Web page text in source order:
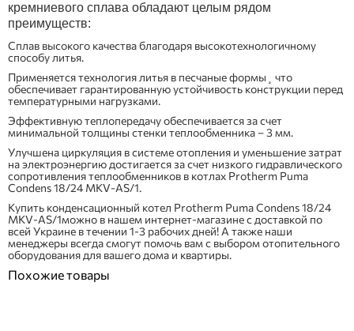
кремниевого сплава обладают целым рядом
преимуществ:
Сплав высокого качества благодаря высокотехнологичному
способу литья.
Применяется технология литья в песчаные формы¸ что
обеспечивает гарантированную устойчивость конструкции перед
температурными нагрузками.
Эффективную теплопередачу обеспечивается за счет
минимальной толщины стенки теплообменника – 3 мм.
Улучшена циркуляция в системе отопления и уменьшение затрат
на электроэнергию достигается за счет низкого гидравлического
сопротивления теплообменников в котлах Protherm Puma
Condens 18/24 MKV-AS/1.
Купить конденсационный котел Protherm Puma Condens 18/24
MKV-AS/1можно в нашем интернет-магазине с доставкой по
всей Украине в течении 1-3 рабочих дней! А также наши
менеджеры всегда смогут помочь вам с выбором отопительного
оборудования для вашего дома и квартиры.
Похожие товары